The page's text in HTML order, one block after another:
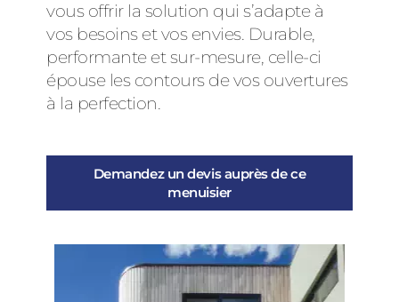
vous offrir la solution qui s’adapte à
vos besoins et vos envies. Durable,
performante et sur-mesure, celle-ci
épouse les contours de vos ouvertures
à la perfection.
Demandez un devis auprès de ce
menuisier